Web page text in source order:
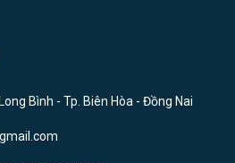
Bình - Tp. Biên Hòa - Đồng Nai